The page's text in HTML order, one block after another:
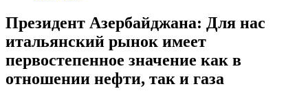
Президент Азербайджана: Для нас
итальянский рынок имеет
первостепенное значение как в
отношении нефти, так и газа